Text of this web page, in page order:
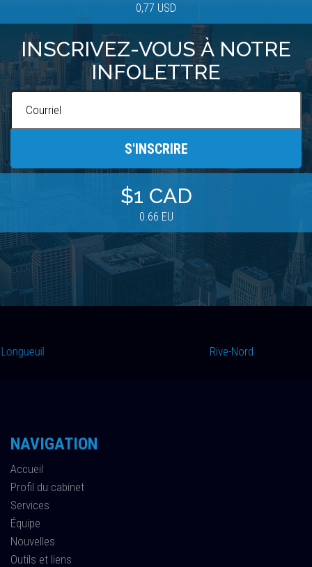
0,77 USD
INSCRIVEZ-VOUS À NOTRE
INFOLETTRE
$1 CAD
0.66 EU
Longueuil Rive-Nord
NAVIGATION
Accueil
Profil du cabinet
Services
Équipe
Nouvelles
Outils et liens